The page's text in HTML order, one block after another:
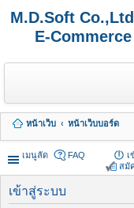
M.D.Soft
E-
หน้าเว็บ
หน้าเว็บบอร์ด
เมนูลัด
FAQ
เ
สมั
เข้าสู่ระบบ